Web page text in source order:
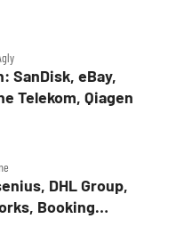
SanDisk, eBay,
Telekom, Qiagen
DHL Group,
Booking